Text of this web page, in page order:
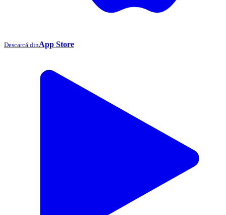
Descarcă dinApp Store